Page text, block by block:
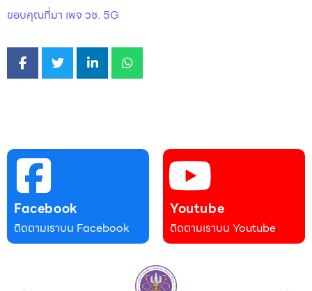
ขอบคุณที่มา เพจ วช. 5G
Facebook
ติดตามเราบน Facebook
Youtube
ติดตามเราบน Youtube